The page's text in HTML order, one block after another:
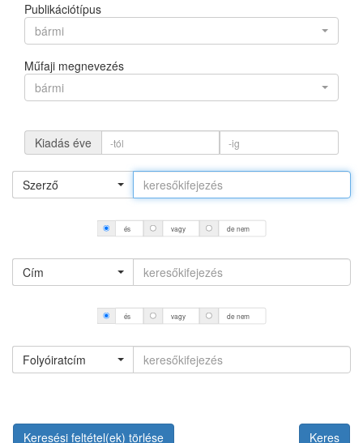
Publikációtípus
bármi
Műfaji megnevezés
bármi
Kiadás éve
Szerző
és vagy de nem
Cím
és vagy de nem
Folyóiratcím
Keresési feltétel(ek) törlése